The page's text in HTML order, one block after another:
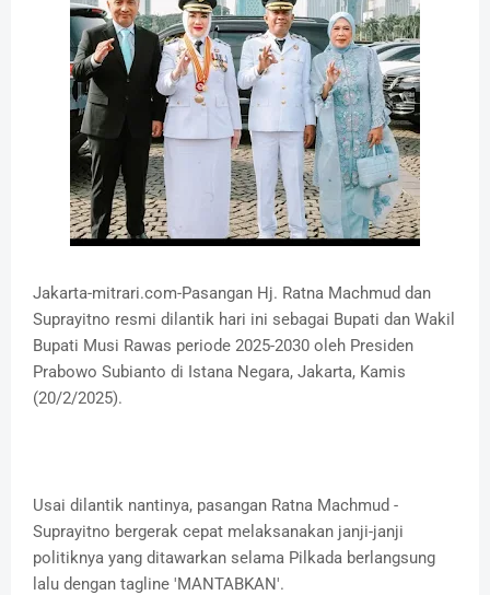
Jakarta-mitrari.com-Pasangan Hj. Ratna Machmud dan
Suprayitno resmi dilantik hari ini sebagai Bupati dan Wakil
Bupati Musi Rawas periode 2025-2030 oleh Presiden
Prabowo Subianto di Istana Negara, Jakarta, Kamis
(20/2/2025).
Usai dilantik nantinya, pasangan Ratna Machmud -
Suprayitno bergerak cepat melaksanakan janji-janji
politiknya yang ditawarkan selama Pilkada berlangsung
lalu dengan tagline 'MANTABKAN'.